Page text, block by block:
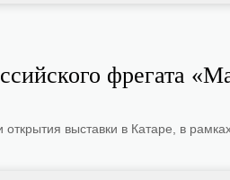
фрегата
выставки в Катаре, в